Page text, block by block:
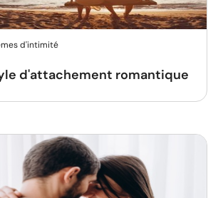
d'intimité
d'attachement romantique